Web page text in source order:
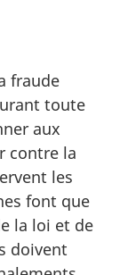
fraude
toute
aux
contre la
les
font que
la loi et de
doivent